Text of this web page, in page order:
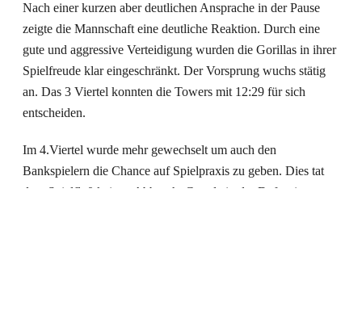
Nach einer kurzen aber deutlichen Ansprache in der Pause
zeigte die Mannschaft eine deutliche Reaktion. Durch eine
gute und aggressive Verteidigung wurden die Gorillas in ihrer
Spielfreude klar eingeschränkt. Der Vorsprung wuchs stätig
an. Das 3 Viertel konnten die Towers mit 12:29 für sich
entscheiden.
Im 4.Viertel wurde mehr gewechselt um auch den
Bankspielern die Chance auf Spielpraxis zu geben. Dies tat
dem Spielfluß keinen Abbruch. Gerade in der Defensive